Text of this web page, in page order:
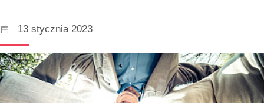
13 stycznia 2023